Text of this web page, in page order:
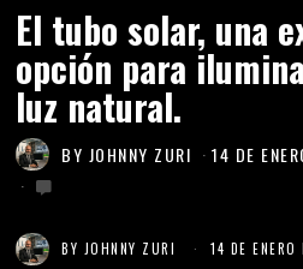
El tubo solar, una
opción para
luz natural.
BY JOHNNY ZURI 14 DE
BY JOHNNY ZURI 14 DE ENERO